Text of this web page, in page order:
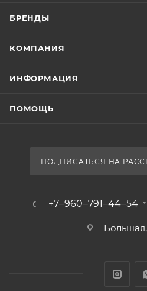
БРЕНДЫ
КОМПАНИЯ
ИНФОРМАЦИЯ
ПОМОЩЬ
ПОДПИСАТЬСЯ НА
+7‒960‒791‒44‒54